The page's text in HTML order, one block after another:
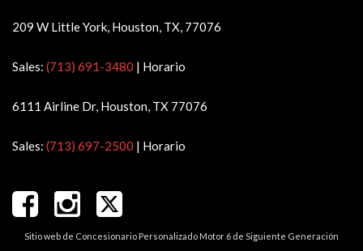
209 W Little York, Houston, TX, 77076
Sales: (713) 691-3480 | Horario
6111 Airline Dr, Houston, TX 77076
Sales: (713) 697-2500 | Horario
Sitio web de Concesionario Personalizado Motor 6 de Siguiente Generación